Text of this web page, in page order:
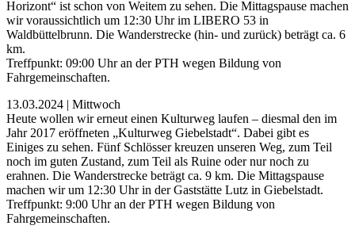
Horizont“ ist schon von Weitem zu sehen. Die Mittagspause machen
wir voraussichtlich um 12:30 Uhr im LIBERO 53 in
Waldbüttelbrunn. Die Wanderstrecke (hin- und zurück) beträgt ca. 6
km.
Treffpunkt: 09:00 Uhr an der PTH wegen Bildung von
Fahrgemeinschaften.
13.03.2024 | Mittwoch
Heute wollen wir erneut einen Kulturweg laufen – diesmal den im
Jahr 2017 eröffneten „Kulturweg Giebelstadt“. Dabei gibt es
Einiges zu sehen. Fünf Schlösser kreuzen unseren Weg, zum Teil
noch im guten Zustand, zum Teil als Ruine oder nur noch zu
erahnen. Die Wanderstrecke beträgt ca. 9 km. Die Mittagspause
machen wir um 12:30 Uhr in der Gaststätte Lutz in Giebelstadt.
Treffpunkt: 9:00 Uhr an der PTH wegen Bildung von
Fahrgemeinschaften.